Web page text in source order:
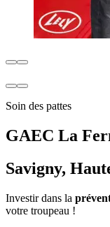
Soin des pattes
GAEC La
Savigny,
Investir dans la
votre troupeau !